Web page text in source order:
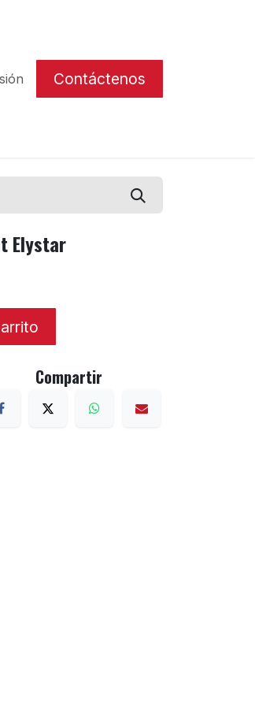
Contáctenos
Elystar
Compartir